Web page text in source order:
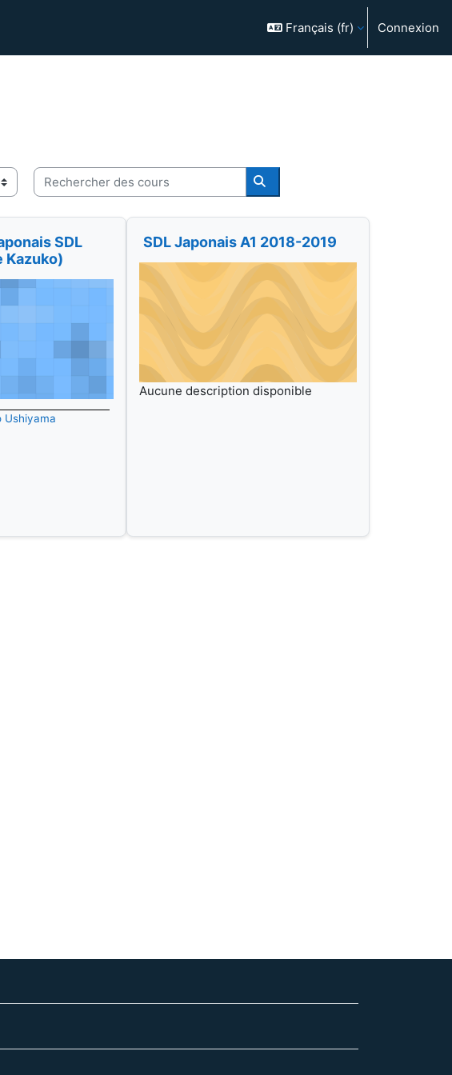
Français ‎(fr)‎ Connexion
Rechercher des cours
Rechercher des cours
SDL
Kazuko)
Ushiyama
SDL Japonais A1 2018-2019